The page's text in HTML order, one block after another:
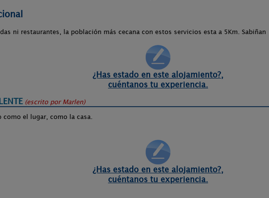
ni restaurantes, la población más cecana con estos servicios esta a 5Km. Sabiñan
¿Has estado en este alojamiento?,
cuéntanos tu experiencia.
(escrito por Marlen)
el lugar, como la casa.
¿Has estado en este alojamiento?,
cuéntanos tu experiencia.